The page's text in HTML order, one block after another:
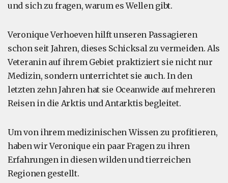
und sich zu fragen, warum es Wellen gibt.
Veronique Verhoeven hilft unseren Passagieren
schon seit Jahren, dieses Schicksal zu vermeiden. Als
Veteranin auf ihrem Gebiet praktiziert sie nicht nur
Medizin, sondern unterrichtet sie auch. In den
letzten zehn Jahren hat sie Oceanwide auf mehreren
Reisen in die Arktis und Antarktis begleitet.
Um von ihrem medizinischen Wissen zu profitieren,
haben wir Veronique ein paar Fragen zu ihren
Erfahrungen in diesen wilden und tierreichen
Regionen gestellt.